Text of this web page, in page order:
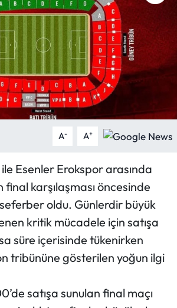
A- A+
Esenler Erokspor arasında
karşılaşması öncesinde
oldu. Günlerdir büyük
kritik mücadele için satışa
süre içerisinde tükenirken
tribününe gösterilen yoğun ilgi
satışa sunulan final maçı